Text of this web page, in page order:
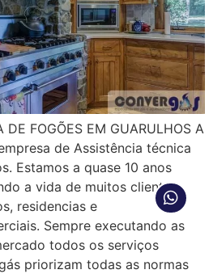
DE FOGÕES EM GUARULHOS A
de Assistência técnica
Estamos a quase 10 anos
a vida de muitos clientes.
residencias e
Sempre executando as
todos os serviços
priorizam todas as normas